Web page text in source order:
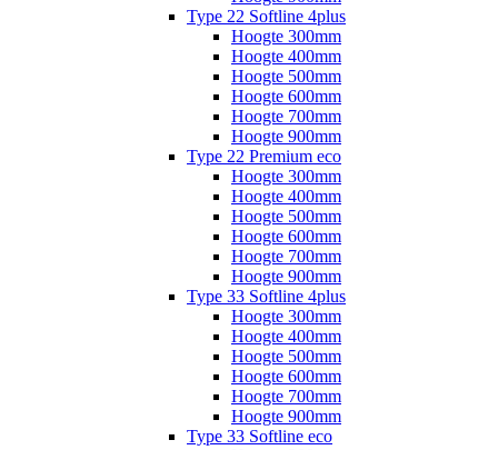
Type 22 Softline 4plus
Hoogte 300mm
Hoogte 400mm
Hoogte 500mm
Hoogte 600mm
Hoogte 700mm
Hoogte 900mm
Type 22 Premium eco
Hoogte 300mm
Hoogte 400mm
Hoogte 500mm
Hoogte 600mm
Hoogte 700mm
Hoogte 900mm
Type 33 Softline 4plus
Hoogte 300mm
Hoogte 400mm
Hoogte 500mm
Hoogte 600mm
Hoogte 700mm
Hoogte 900mm
Type 33 Softline eco